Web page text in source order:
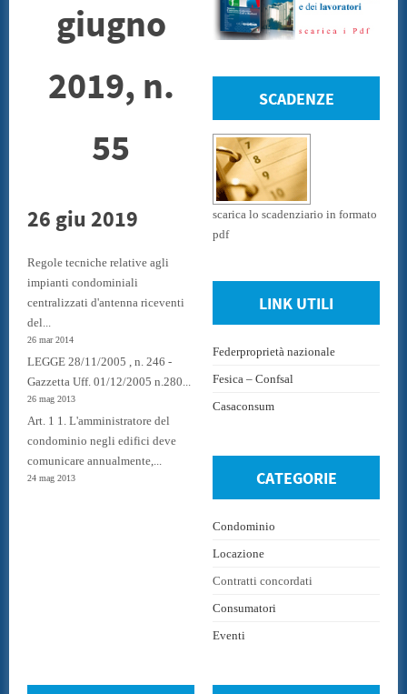
giugno
2019, n.
55
26 giu 2019
Regole tecniche relative agli
impianti condominiali
centralizzati d'antenna riceventi
del...
26 mar 2014
LEGGE 28/11/2005 , n. 246 -
Gazzetta Uff. 01/12/2005 n.280...
26 mag 2013
Art. 1 1. L'amministratore del
condominio negli edifici deve
comunicare annualmente,...
24 mag 2013
SCADENZE
scarica lo scadenziario in formato
pdf
LINK UTILI
Federproprietà nazionale
Fesica – Confsal
Casaconsum
CATEGORIE
Condominio
Locazione
Contratti concordati
Consumatori
Eventi